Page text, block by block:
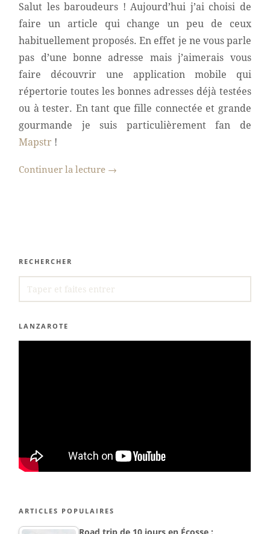
Salut les baroudeurs ! Aujourd’hui j’ai choisi de
faire un article qui change un peu de ceux
habituellement proposés. En effet je ne vous parle
pas d’une bonne adresse mais j’aimerais vous
faire découvrir une application mobile qui
répertorie toutes les bonnes adresses déjà testées
ou à tester. En tant que fille connectée et grande
gourmande je suis particulièrement fan de
Mapstr !
Continuer la lecture →
RECHERCHER
FOR:
LANZAROTE
ARTICLES POPULAIRES
Road trip de 10 jours en Écosse :